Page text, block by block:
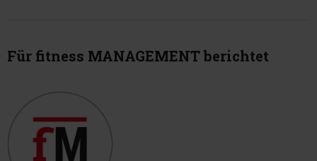
Für fitness MANAGEMENT berichtet